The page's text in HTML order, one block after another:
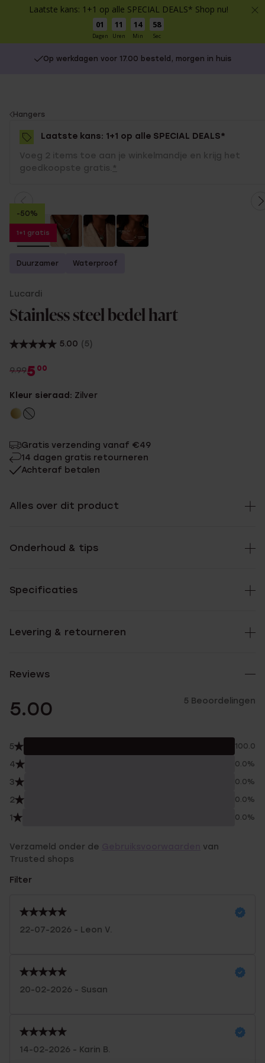
Laatste kans: 1+1 op alle SPECIAL DEALS* Shop nu!
01
Dagen
11
Uren
14
Min
58
Sec
Op werkdagen voor 17.00 besteld, morgen in huis
You
are
here:
Hangers
Laatste kans: 1+1 op alle SPECIAL DEALS*
Voeg 2 items toe aan je winkelmandje en krijg het
goedkoopste gratis. *
-50%
1+1 gratis
Duurzamer Waterproof
Lucardi
Stainless steel bedel hart
5.00 (5)
9.995 00
Kleur sieraad: Zilver
Gratis verzending vanaf €49
14 dagen gratis retourneren
Achteraf betalen
Alles over dit product
Onderhoud & tips
Specificaties
Levering & retourneren
Reviews
5.00 5 Beoordelingen
5 100.0%
4 0.0%
3 0.0%
2 0.0%
1 0.0%
Verzameld onder de
van
Trusted shops
Filter
22-07-2026 - Leon V.
20-02-2026 - Susan
14-02-2026 - Karin B.